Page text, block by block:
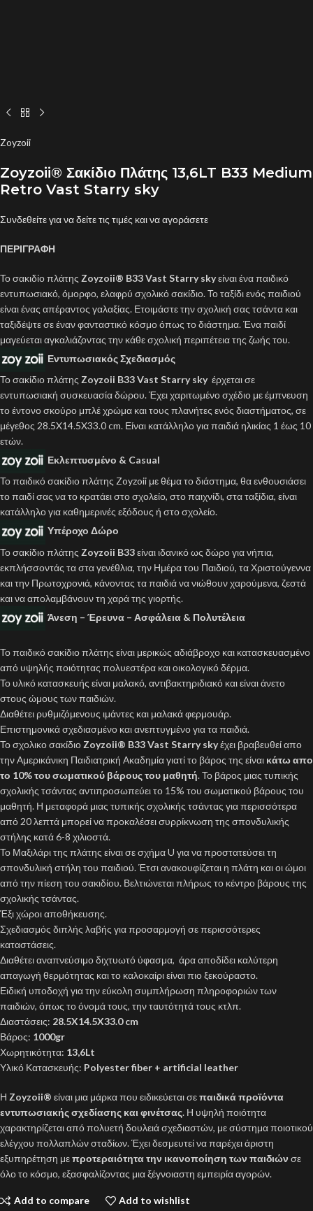
Zoyzoii
Zoyzoii® Σακίδιο Πλάτης 13,6LT B33 Medium
Retro Vast Starry sky
Συνδεθείτε για να δείτε τις τιμές και να αγοράσετε
ΠΕΡΙΓΡΑΦΗ
Το σακιδίο πλάτης Zoyzoii® B33 Vast Starry skyείναι ένα παιδικό
εντυπωσιακό, όμορφο, ελαφρύ σχολικό σακίδιο. Το ταξίδι ενός παιδιού
είναι ένας απέραντος γαλαξίας. Ετοιμάστε την σχολική σας τσάντα και
ταξιδέψτε σε έναν φανταστικό κόσμο όπως το διάστημα. Ένα παιδί
μαγεύεται αγκαλιάζοντας την κάθε σχολική περιπέτεια της ζωής του.
Εντυπωσιακός Σχεδιασμός
Το σακίδιο πλάτης Zoyzoii B33 Vast Starry sky έρχεται σε
εντυπωσιακή συσκευασία δώρου. Έχει χαριτωμένο σχέδιο με έμπνευση
το έντονο σκούρο μπλέ χρώμα και τους πλανήτες ενός διαστήματος, σε
μέγεθος 28.5X14.5X33.0 cm. Είναι κατάλληλο για παιδιά ηλικίας 1 έως 10
ετών.
Εκλεπτυσμένο & Casual
Το παιδικό σακίδιο πλάτης Zoyzoii με θέμα το διάστημα, θα ενθουσιάσει
το παιδί σας να το κρατάει στο σχολείο, στο παιχνίδι, στα ταξίδια, είναι
κατάλληλο για καθημερινές εξόδους ή στο σχολείο.
Υπέροχο Δώρο
Το σακίδιο πλάτης Zoyzoii B33είναι ιδανικό ως δώρο για νήπια,
εκπλήσσοντάς τα στα γενέθλια, την Ημέρα του Παιδιού, τα Χριστούγεννα
και την Πρωτοχρονιά, κάνοντας τα παιδιά να νιώθουν χαρούμενα, ζεστά
και να απολαμβάνουν τη χαρά της γιορτής.
Άνεση – Έρευνα – Ασφάλεια & Πολυτέλεια
Το παιδικό σακίδιο πλάτης είναι μερικώς αδιάβροχο και κατασκευασμένο
από υψηλής ποιότητας πολυεστέρα και οικολογικό δέρμα.
Το υλικό κατασκευής είναι μαλακό, αντιβακτηριδιακό και είναι άνετο
στους ώμους των παιδιών.
Διαθέτει ρυθμιζόμενους ιμάντες και μαλακά φερμουάρ.
Επιστημονικά σχεδιασμένο και ανεπτυγμένο για τα παιδιά.
Το σχολικο σακίδιο Zoyzoii® B33 Vast Starry skyέχει βραβευθεί απο
την Αμερικάνικη Παιδιατρική Ακαδημία γιατί το βάρος της είναι κάτω απο
το 10% του σωματικού βάρους του μαθητή. Το βάρος μιας τυπικής
σχολικής τσάντας αντιπροσωπεύει το 15% του σωματικού βάρους του
μαθητή. Η μεταφορά μιας τυπικής σχολικής τσάντας για περισσότερα
από 20 λεπτά μπορεί να προκαλέσει συρρίκνωση της σπονδυλικής
στήλης κατά 6-8 χιλιοστά.
Το Μαξιλάρι της πλάτης είναι σε σχήμα U για να προστατεύσει τη
σπονδυλική στήλη του παιδιού. Έτσι ανακουφίζεται η πλάτη και οι ώμοι
από την πίεση του σακιδίου. Βελτιώνεται πλήρως το κέντρο βάρους της
σχολικής τσάντας.
Έξι χώροι αποθήκευσης.
Σχεδιασμός διπλής λαβής για προσαρμογή σε περισσότερες
καταστάσεις.
Διαθέτει αναπνεύσιμο διχτυωτό ύφασμα, άρα αποδίδει καλύτερη
απαγωγή θερμότητας και το καλοκαίρι είναι πιο ξεκούραστο.
Ειδική υποδοχή για την εύκολη συμπλήρωση πληροφοριών των
παιδιών, όπως το όνομά τους, την ταυτότητά τους κτλπ.
Διαστάσεις: 28.5X14.5X33.0 cm
Βάρος: 1000gr
Χωρητικότητα: 13,6Lt
Υλικό Κατασκευής: Polyester fiber + artificial leather
Η Zoyzoii® είναι μια μάρκα που ειδικεύεται σεπαιδικά προϊόντα
εντυπωσιακής σχεδίασης και φινέτσας. Η υψηλή ποιότητα
χαρακτηρίζεται από πολυετή δουλειά σχεδιαστών, με σύστημα ποιοτικού
ελέγχου πολλαπλών σταδίων. Έχει δεσμευτεί να παρέχει άριστη
εξυπηρέτηση μεπροτεραιότητα την ικανοποίηση των παιδιών σε
όλο το κόσμο, εξασφαλίζοντας μια ξέγνοιαστη εμπειρία αγορών.
Add to compare Add to wishlist